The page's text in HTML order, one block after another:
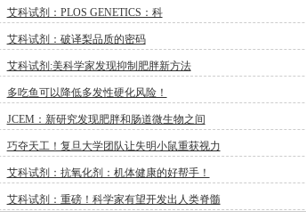
艾科试剂：PLOS GENETICS：科
艾科试剂：破译梨品质的密码
艾科试剂:美科学家发现抑制肥胖新方法
多吃鱼可以降低多发性硬化风险！
JCEM：新研究发现肥胖和肠道微生物之间
巧夺天工！复旦大学团队让失明小鼠重获视力
艾科试剂：抗氧化剂：机体健康的好帮手！
艾科试剂：重磅！科学家有望开发出人类脊髓